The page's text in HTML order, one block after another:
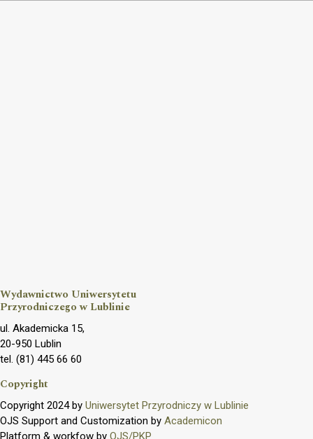
Wydawnictwo Uniwersytetu
Przyrodniczego w Lublinie
ul. Akademicka 15,
20-950 Lublin
tel. (81) 445 66 60
Copyright
Copyright 2024 by Uniwersytet Przyrodniczy w Lublinie
OJS Support and Customization by Academicon
Platform & workfow by OJS/PKP